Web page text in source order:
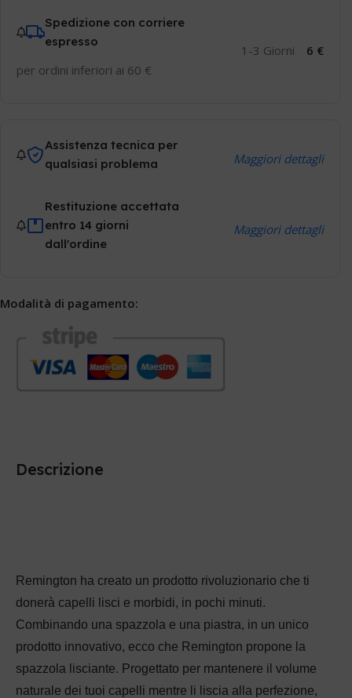
Spedizione con corriere
espresso
per ordini inferiori ai 60 €
1-3 Giorni 6 €
Assistenza tecnica per
qualsiasi problema
Maggiori dettagli
Restituzione accettata
entro 14 giorni
dall'ordine
Maggiori dettagli
Modalità di pagamento:
Descrizione
Remington ha creato un prodotto rivoluzionario che ti
donerà capelli lisci e morbidi, in pochi minuti.
Combinando una spazzola e una piastra, in un unico
prodotto innovativo, ecco che Remington propone la
spazzola lisciante. Progettato per mantenere il volume
naturale dei tuoi capelli mentre li liscia alla perfezione,